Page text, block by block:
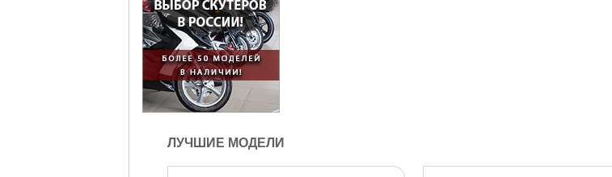
ЛУЧШИЕ МОДЕЛИ